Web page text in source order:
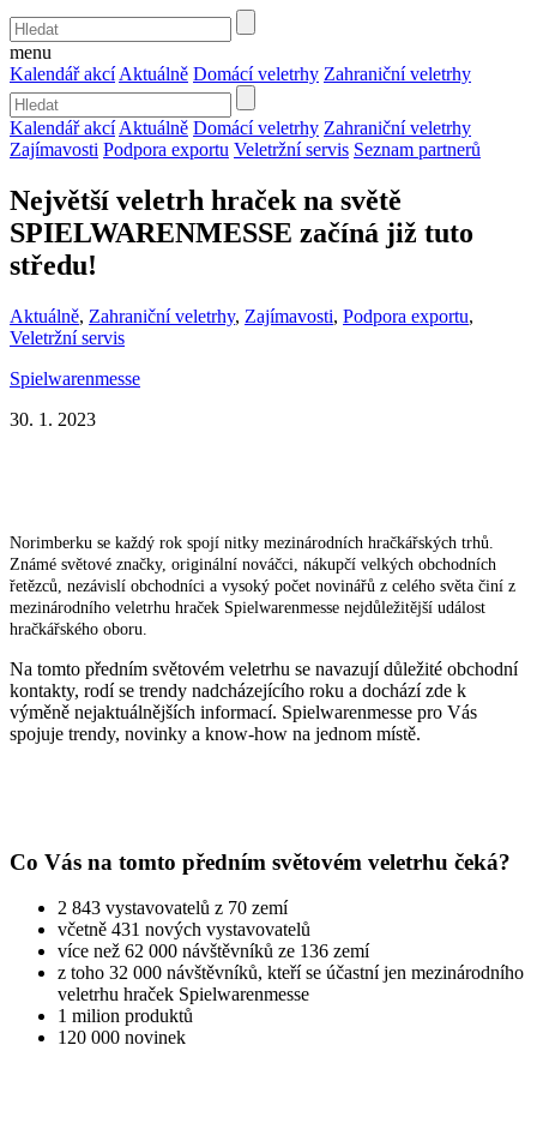
menu
Kalendář akcí Aktuálně Domácí veletrhy Zahraniční veletrhy
Kalendář akcí Aktuálně Domácí veletrhy Zahraniční veletrhy
Zajímavosti Podpora exportu Veletržní servis Seznam partnerů
Největší veletrh hraček na světě
SPIELWARENMESSE začíná již tuto
středu!
Aktuálně, Zahraniční veletrhy, Zajímavosti, Podpora exportu,
Veletržní servis
Spielwarenmesse
30. 1. 2023
Norimberku se každý rok spojí nitky mezinárodních hračkářských trhů.
Známé světové značky, originální nováčci, nákupčí velkých obchodních
řetězců, nezávislí obchodníci a vysoký počet novinářů z celého světa činí z
mezinárodního veletrhu hraček Spielwarenmesse nejdůležitější událost
hračkářského oboru.
Na tomto předním světovém veletrhu se navazují důležité obchodní
kontakty, rodí se trendy nadcházejícího roku a dochází zde k
výměně nejaktuálnějších informací. Spielwarenmesse pro Vás
spojuje trendy, novinky a know-how na jednom místě.
Co Vás na tomto předním světovém veletrhu čeká?
2 843 vystavovatelů z 70 zemí
včetně 431 nových vystavovatelů
více než 62 000 návštěvníků ze 136 zemí
z toho 32 000 návštěvníků, kteří se účastní jen mezinárodního
veletrhu hraček Spielwarenmesse
1 milion produktů
120 000 novinek